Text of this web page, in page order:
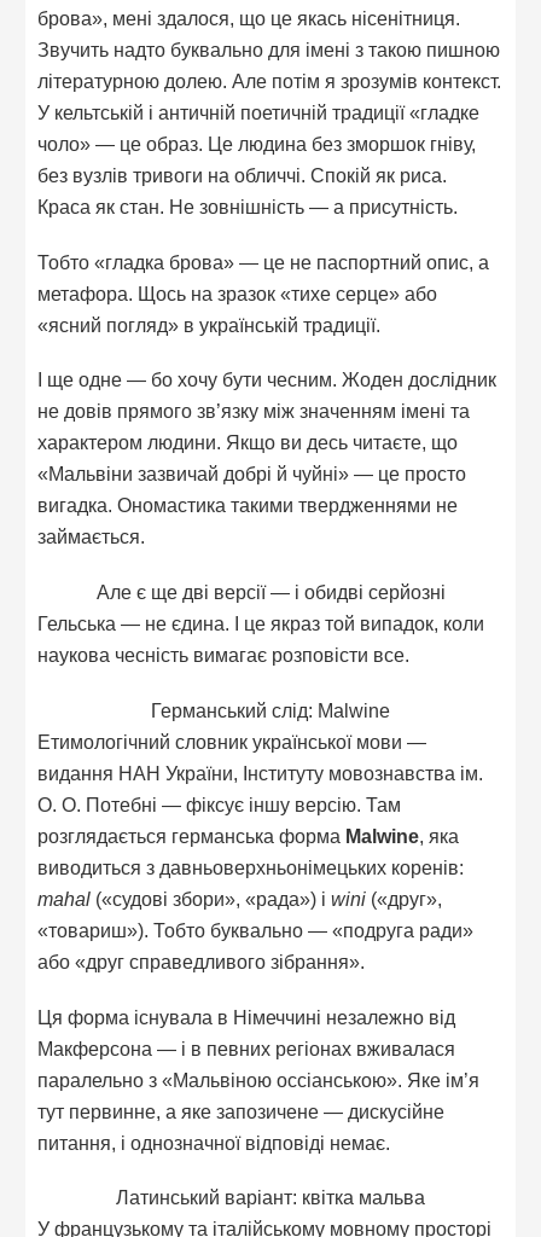
брова», мені здалося, що це якась нісенітниця.
Звучить надто буквально для імені з такою пишною
літературною долею. Але потім я зрозумів контекст.
У кельтській і античній поетичній традиції «гладке
чоло» — це образ. Це людина без зморшок гніву,
без вузлів тривоги на обличчі. Спокій як риса.
Краса як стан. Не зовнішність — а присутність.
Тобто «гладка брова» — це не паспортний опис, а
метафора. Щось на зразок «тихе серце» або
«ясний погляд» в українській традиції.
І ще одне — бо хочу бути чесним. Жоден дослідник
не довів прямого зв’язку між значенням імені та
характером людини. Якщо ви десь читаєте, що
«Мальвіни зазвичай добрі й чуйні» — це просто
вигадка. Ономастика такими твердженнями не
займається.
Але є ще дві версії — і обидві серйозні
Гельська — не єдина. І це якраз той випадок, коли
наукова чесність вимагає розповісти все.
Германський слід: Malwine
Етимологічний словник української мови —
видання НАН України, Інституту мовознавства ім.
О. О. Потебні — фіксує іншу версію. Там
розглядається германська форма Malwine, яка
виводиться з давньоверхньонімецьких коренів:
mahal («судові збори», «рада») іwini («друг»,
«товариш»). Тобто буквально — «подруга ради»
або «друг справедливого зібрання».
Ця форма існувала в Німеччині незалежно від
Макферсона — і в певних регіонах вживалася
паралельно з «Мальвіною оссіанською». Яке ім’я
тут первинне, а яке запозичене — дискусійне
питання, і однозначної відповіді немає.
Латинський варіант: квітка мальва
У французькому та італійському мовному просторі